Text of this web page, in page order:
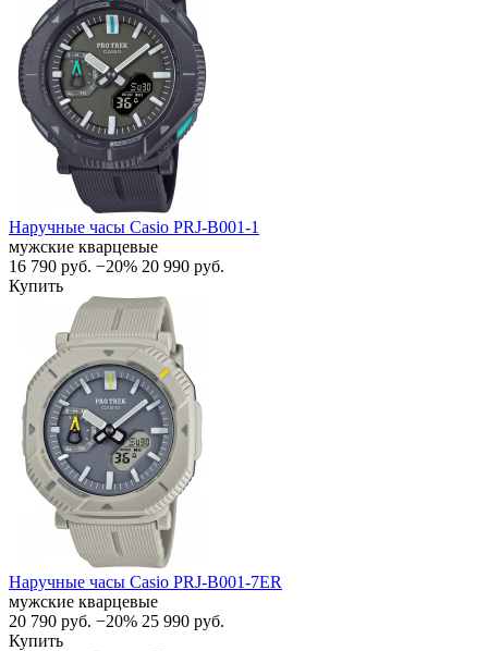
Наручные часы Casio PRJ-B001-1
мужские кварцевые
16 790 руб. −20% 20 990 руб.
Купить
Наручные часы Casio PRJ-B001-7ER
мужские кварцевые
20 790 руб. −20% 25 990 руб.
Купить